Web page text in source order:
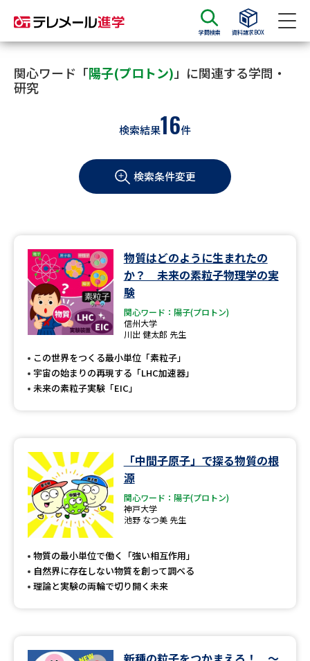
学問検索 資料請求BOX
資料請求 資料検索
大学・短大の資料種類から請求
学部・学科パンフ
総合型選抜・学校推薦型選抜 募
大学入学共通テスト利用選抜の
大学・短大以外の資料から請求
専門学校の資料請求 大学院の資料請求
大学入学共通テスト「受験案
内」の請求
大学入学共通テスト「受験上の
配慮案内」の請求
高等学校（情報）教員資格認定
大学研究
大学で学べる内容や特徴を調べる
データサイエンス特集
関心ワード「陽子(プロトン) 」に関連する学問・
研究
検索結果16件
検索条件変更
物質はどのように生まれたの
か？ 未来の素粒子物理学の実
験
関心ワード：陽子(プロトン)
信州大学
川出 健太郎 先生
この世界をつくる最小単位「素粒子」
宇宙の始まりの再現する「LHC加速器」
未来の素粒子実験「EIC」
「中間子原子」で探る物質の根
源
関心ワード：陽子(プロトン)
神戸大学
池野 なつ美 先生
物質の最小単位で働く「強い相互作用」
自然界に存在しない物質を創って調べる
理論と実験の両輪で切り開く未来